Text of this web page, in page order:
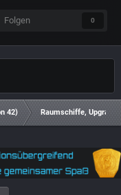
Folgen 0
42) Raumschiffe,